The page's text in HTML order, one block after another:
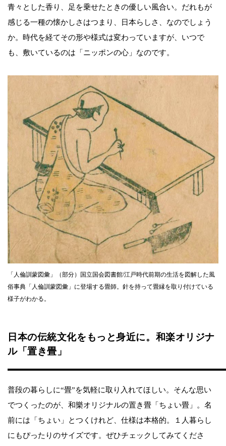
青々とした香り、足を乗せたときの優しい風合い。だれもが
感じる一種の懐かしさはつまり、日本らしさ、なのでしょう
か。時代を経てその形や様式は変わっていますが、いつで
も、敷いているのは「ニッポンの心」なのです。
「人倫訓蒙図彙」（部分）国立国会図書館/江戸時代前期の生活を図解した風
俗事典「人倫訓蒙図彙」に登場する畳師。針を持って畳縁を取り付けている
様子がわかる。
日本の伝統文化をもっと身近に。和楽オリジナ
ル「置き畳」
普段の暮らしに“畳”を気軽に取り入れてほしい。そんな思い
でつくったのが、和樂オリジナルの置き畳「ちょい畳」。名
前には「ちょい」とつくけれど、仕様は本格的。１人暮らし
にもぴったりのサイズです。ぜひチェックしてみてくださ